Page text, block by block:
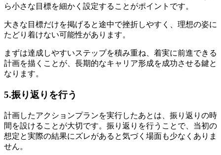
ら小さな目標を細かく設定することがポイントです。
大きな目標だけを掲げると途中で挫折しやすく、理想の姿に
たどり着けない可能性があります。
まずは達成しやすいステップを積み重ね、着実に前進できる
計画を描くことが、長期的なキャリア形成を成功させる鍵と
なります。
5.振り返りを行う
計画したアクションプランを実行したあとは、振り返りの時
間を設けることが大切です。振り返りを行うことで、当初の
想定と実際の結果にズレがあると気づく場面も少なくありま
せん。